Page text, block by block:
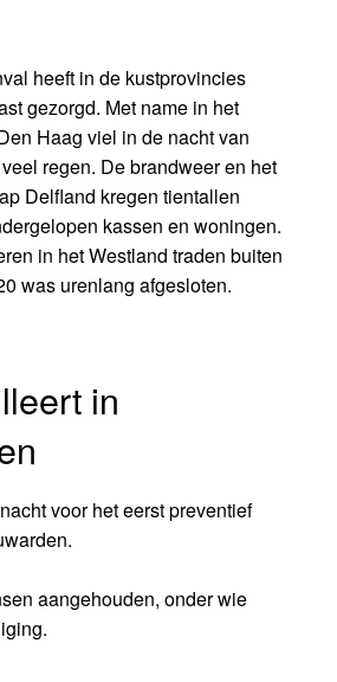
heeft in de kustprovincies
gezorgd. Met name in het
Haag viel in de nacht van
regen. De brandweer en het
Delfland kregen tientallen
kassen en woningen.
in het Westland traden buiten
was urenlang afgesloten.
in
voor het eerst preventief
aangehouden, onder wie